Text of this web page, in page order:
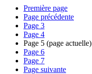
Première page
Page précédente
Page 3
Page 4
Page 5 (page actuelle)
Page 6
Page 7
Page suivante